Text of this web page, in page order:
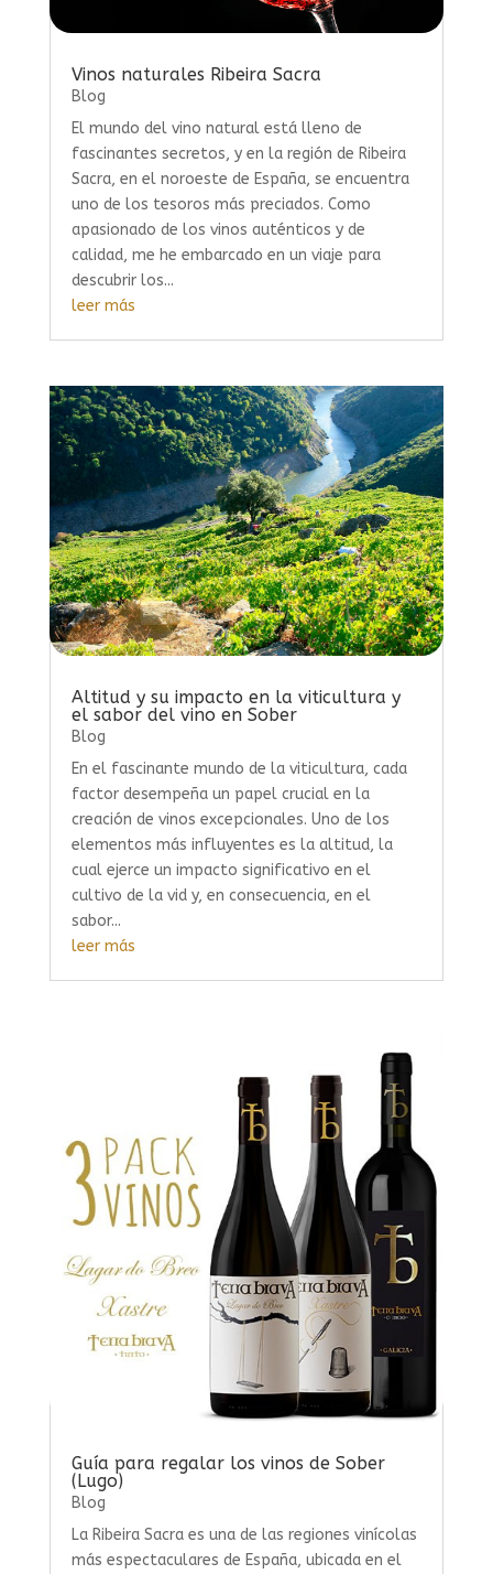
Vinos naturales Ribeira Sacra
Blog
El mundo del vino natural está lleno de
fascinantes secretos, y en la región de Ribeira
Sacra, en el noroeste de España, se encuentra
uno de los tesoros más preciados. Como
apasionado de los vinos auténticos y de
calidad, me he embarcado en un viaje para
descubrir los...
leer más
Altitud y su impacto en la viticultura y
el sabor del vino en Sober
Blog
En el fascinante mundo de la viticultura, cada
factor desempeña un papel crucial en la
creación de vinos excepcionales. Uno de los
elementos más influyentes es la altitud, la
cual ejerce un impacto significativo en el
cultivo de la vid y, en consecuencia, en el
sabor...
leer más
Guía para regalar los vinos de Sober
(Lugo)
Blog
La Ribeira Sacra es una de las regiones vinícolas
más espectaculares de España, ubicada en el